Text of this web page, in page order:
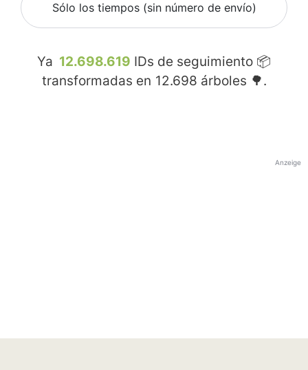
Sólo los tiempos (sin número de envío)
Ya 12.698.619 IDs de seguimiento 📦
transformadas en 12.698 árboles 🌳.
Anzeige